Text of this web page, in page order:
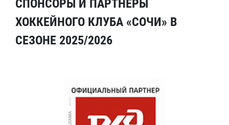
СПОНСОРЫ И ПАРТНЕРЫ
ХОККЕЙНОГО КЛУБА «СОЧИ» В
СЕЗОНЕ 2025/2026